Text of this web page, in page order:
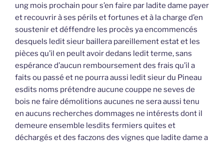
ung mois prochain pour s’en faire par ladite dame payer
et recouvrir à ses périls et fortunes et à la charge d’en
soustenir et déffendre les procès ya encommencés
desquels ledit sieur baillera pareillement estat et les
pièces qu’il en peult avoir dedans ledit terme, sans
espérance d’aucun remboursement des frais qu’il a
faits ou passé et ne pourra aussi ledit sieur du Pineau
esdits noms prétendre aucune couppe ne seves de
bois ne faire démolitions aucunes ne sera aussi tenu
en aucuns recherches dommages ne intérests dont il
demeure ensemble lesdits fermiers quites et
déchargés et des faczons des vignes que ladite dame a